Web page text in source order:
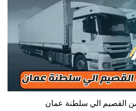
القصيم الي سلطنة عمان